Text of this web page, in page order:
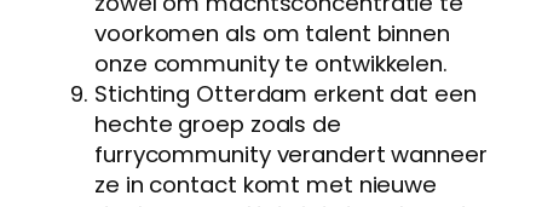
voorkomen als om talent binnen
onze community te ontwikkelen.
Stichting Otterdam erkent dat een
hechte groep zoals de
furrycommunity verandert wanneer
ze in contact komt met nieuwe